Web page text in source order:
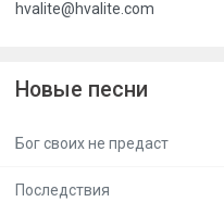
hvalite@hvalite.com
Новые песни
Бог своих не предаст
Последствия